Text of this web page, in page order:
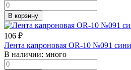
В корзину
106 ₽
Лента капроновая OR-10 №091
В наличии: много